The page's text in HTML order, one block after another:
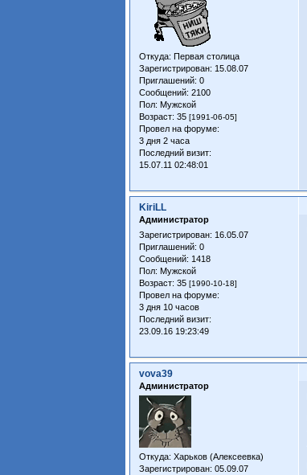
Откуда: Первая столица
Зарегистрирован: 15.08.07
Приглашений: 0
Сообщений: 2100
Пол: Мужской
Возраст: 35[1991-06-05]
Провел на форуме:
3 дня 2 часа
Последний визит:
15.07.11 02:48:01
KiriLL
Администратор
Зарегистрирован: 16.05.07
Приглашений: 0
Сообщений: 1418
Пол: Мужской
Возраст: 35[1990-10-18]
Провел на форуме:
3 дня 10 часов
Последний визит:
23.09.16 19:23:49
vova39
Администратор
Откуда: Харьков (Алексеевка)
Зарегистрирован: 05.09.07